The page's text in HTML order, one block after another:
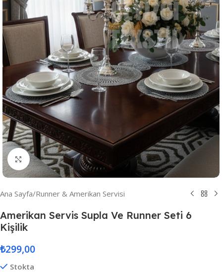
Resmi Büyüt
Ana Sayfa/Runner & Amerikan Servisi
Amerikan Servis Supla Ve Runner Seti 6
Kişilik
₺299,00
Stokta